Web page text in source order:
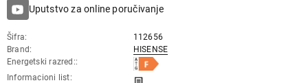
Uputstvo za online poručivanje
Šifra
112656
Brand
HISENSE
Energetski razred:
Informacioni list